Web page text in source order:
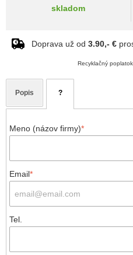
skladom
Doprava už od 3.90,- €
Recyklačný
Popis ?
Meno (názov firmy)*
Email*
Tel.